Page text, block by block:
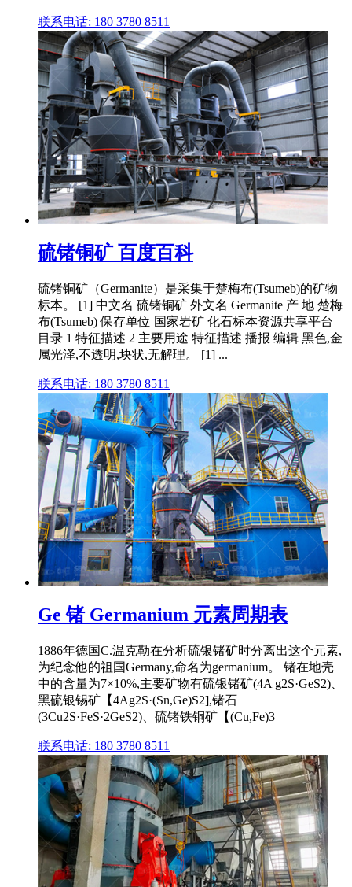
联系电话: 180 3780 8511
硫锗铜矿 百度百科
硫锗铜矿（Germanite）是采集于楚梅布(Tsumeb)的矿物
标本。 [1] 中文名 硫锗铜矿 外文名 Germanite 产 地 楚梅
布(Tsumeb) 保存单位 国家岩矿 化石标本资源共享平台
目录 1 特征描述 2 主要用途 特征描述 播报 编辑 黑色,金
属光泽,不透明,块状,无解理。 [1] ...
联系电话: 180 3780 8511
Ge 锗 Germanium 元素周期表
1886年德国C.温克勒在分析硫银锗矿时分离出这个元素,
为纪念他的祖国Germany,命名为germanium。 锗在地壳
中的含量为7×10%,主要矿物有硫银锗矿(4A g2S·GeS2)、
黑硫银锡矿【4Ag2S·(Sn,Ge)S2],锗石
(3Cu2S·FeS·2GeS2)、硫锗铁铜矿【(Cu,Fe)3
联系电话: 180 3780 8511